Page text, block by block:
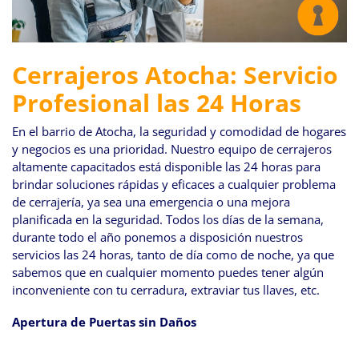
Cerrajeros Atocha: Servicio
Profesional las 24 Horas
En el barrio de Atocha, la seguridad y comodidad de hogares
y negocios es una prioridad. Nuestro equipo de cerrajeros
altamente capacitados está disponible las 24 horas para
brindar soluciones rápidas y eficaces a cualquier problema
de cerrajería, ya sea una emergencia o una mejora
planificada en la seguridad. Todos los días de la semana,
durante todo el año ponemos a disposición nuestros
servicios las 24 horas, tanto de día como de noche, ya que
sabemos que en cualquier momento puedes tener algún
inconveniente con tu cerradura, extraviar tus llaves, etc.
Apertura de Puertas sin Daños